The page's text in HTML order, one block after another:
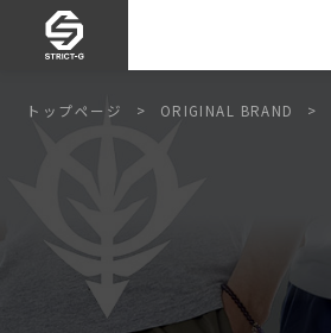
トップページ ORIGINAL BRAND